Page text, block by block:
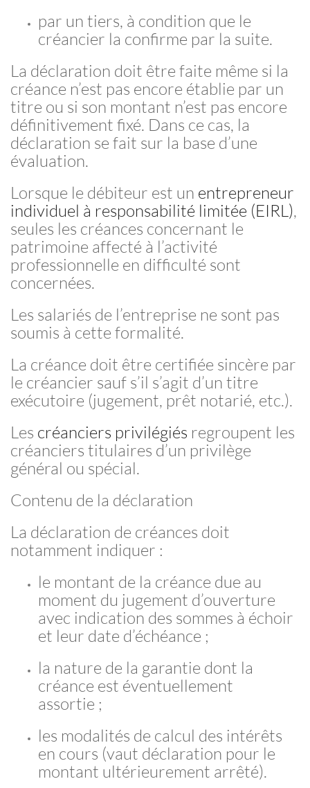
par un tiers, à condition que le
créancier la confirme par la suite.
La déclaration doit être faite même si la
créance n’est pas encore établie par un
titre ou si son montant n’est pas encore
définitivement fixé. Dans ce cas, la
déclaration se fait sur la base d’une
évaluation.
Lorsque le débiteur est un entrepreneur
individuel à responsabilité limitée (EIRL),
seules les créances concernant le
patrimoine affecté à l’activité
professionnelle en difficulté sont
concernées.
Les salariés de l’entreprise ne sont pas
soumis à cette formalité.
La créance doit être certifiée sincère par
le créancier sauf s’il s’agit d’un titre
exécutoire (jugement, prêt notarié, etc.).
Les créanciers privilégiés regroupent les
créanciers titulaires d’un privilège
général ou spécial.
Contenu de la déclaration
La déclaration de créances doit
notamment indiquer :
le montant de la créance due au
moment du jugement d’ouverture
avec indication des sommes à échoir
et leur date d’échéance ;
la nature de la garantie dont la
créance est éventuellement
assortie ;
les modalités de calcul des intérêts
en cours (vaut déclaration pour le
montant ultérieurement arrêté).